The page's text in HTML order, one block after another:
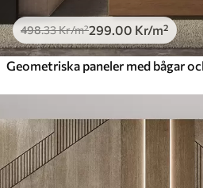
498.33Kr/m²299 .00 Kr/m²